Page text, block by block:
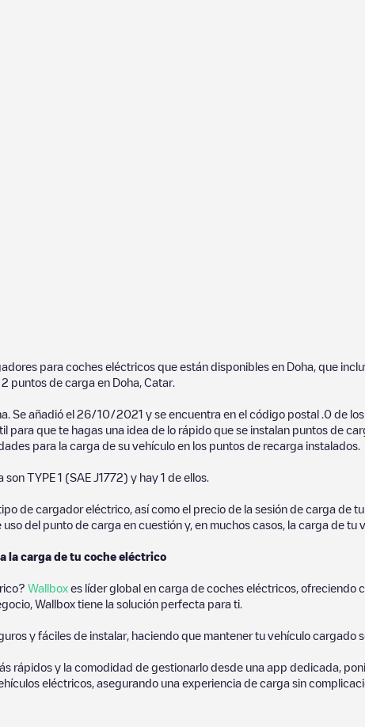
para coches eléctricos que están disponibles en Doha , que
2 puntos de carga en Doha Catar.
. Se añadió el 26/10/2021 y se encuentra en el código postal 0 de
para que te hagas una idea de lo rápido que se instalan puntos de
para la carga de su vehículo en los puntos de recarga instalados.
son TYPE 1 (SAE J1772) y hay 1 de ellos.
de cargador eléctrico, así como el precio de la sesión de carga de
del punto de carga en cuestión y, en muchos casos, la carga de tu
la carga de tu coche eléctrico
Wallbox es líder global en carga de coches eléctricos,
Wallbox tiene la solución perfecta para ti.
y fáciles de instalar, haciendo que mantener tu vehículo cargado
rápidos y la comodidad de gestionarlo desde una app dedicada,
eléctricos, asegurando una experiencia de carga sin